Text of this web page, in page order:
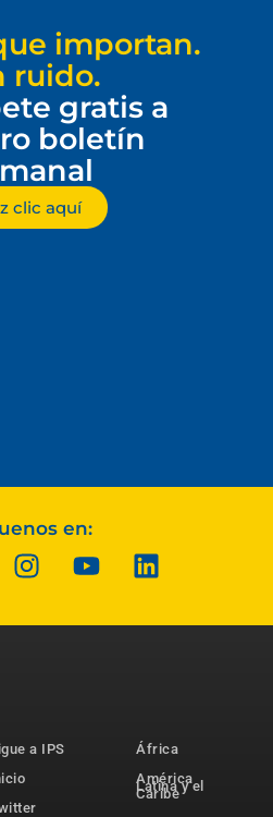
importan.
ruido.
gratis a
boletín
clic aquí
en:
a IPS
África
América
Latina y el
Caribe